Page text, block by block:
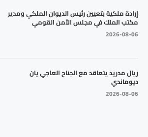
إرادة ملكية بتعيين رئيس الديوان الملكي ومدير
مكتب الملك في مجلس الأمن القومي
2026-08-06
ريال مدريد يتعاقد مع الجناح العاجي يان
ديوماندي
2026-08-06